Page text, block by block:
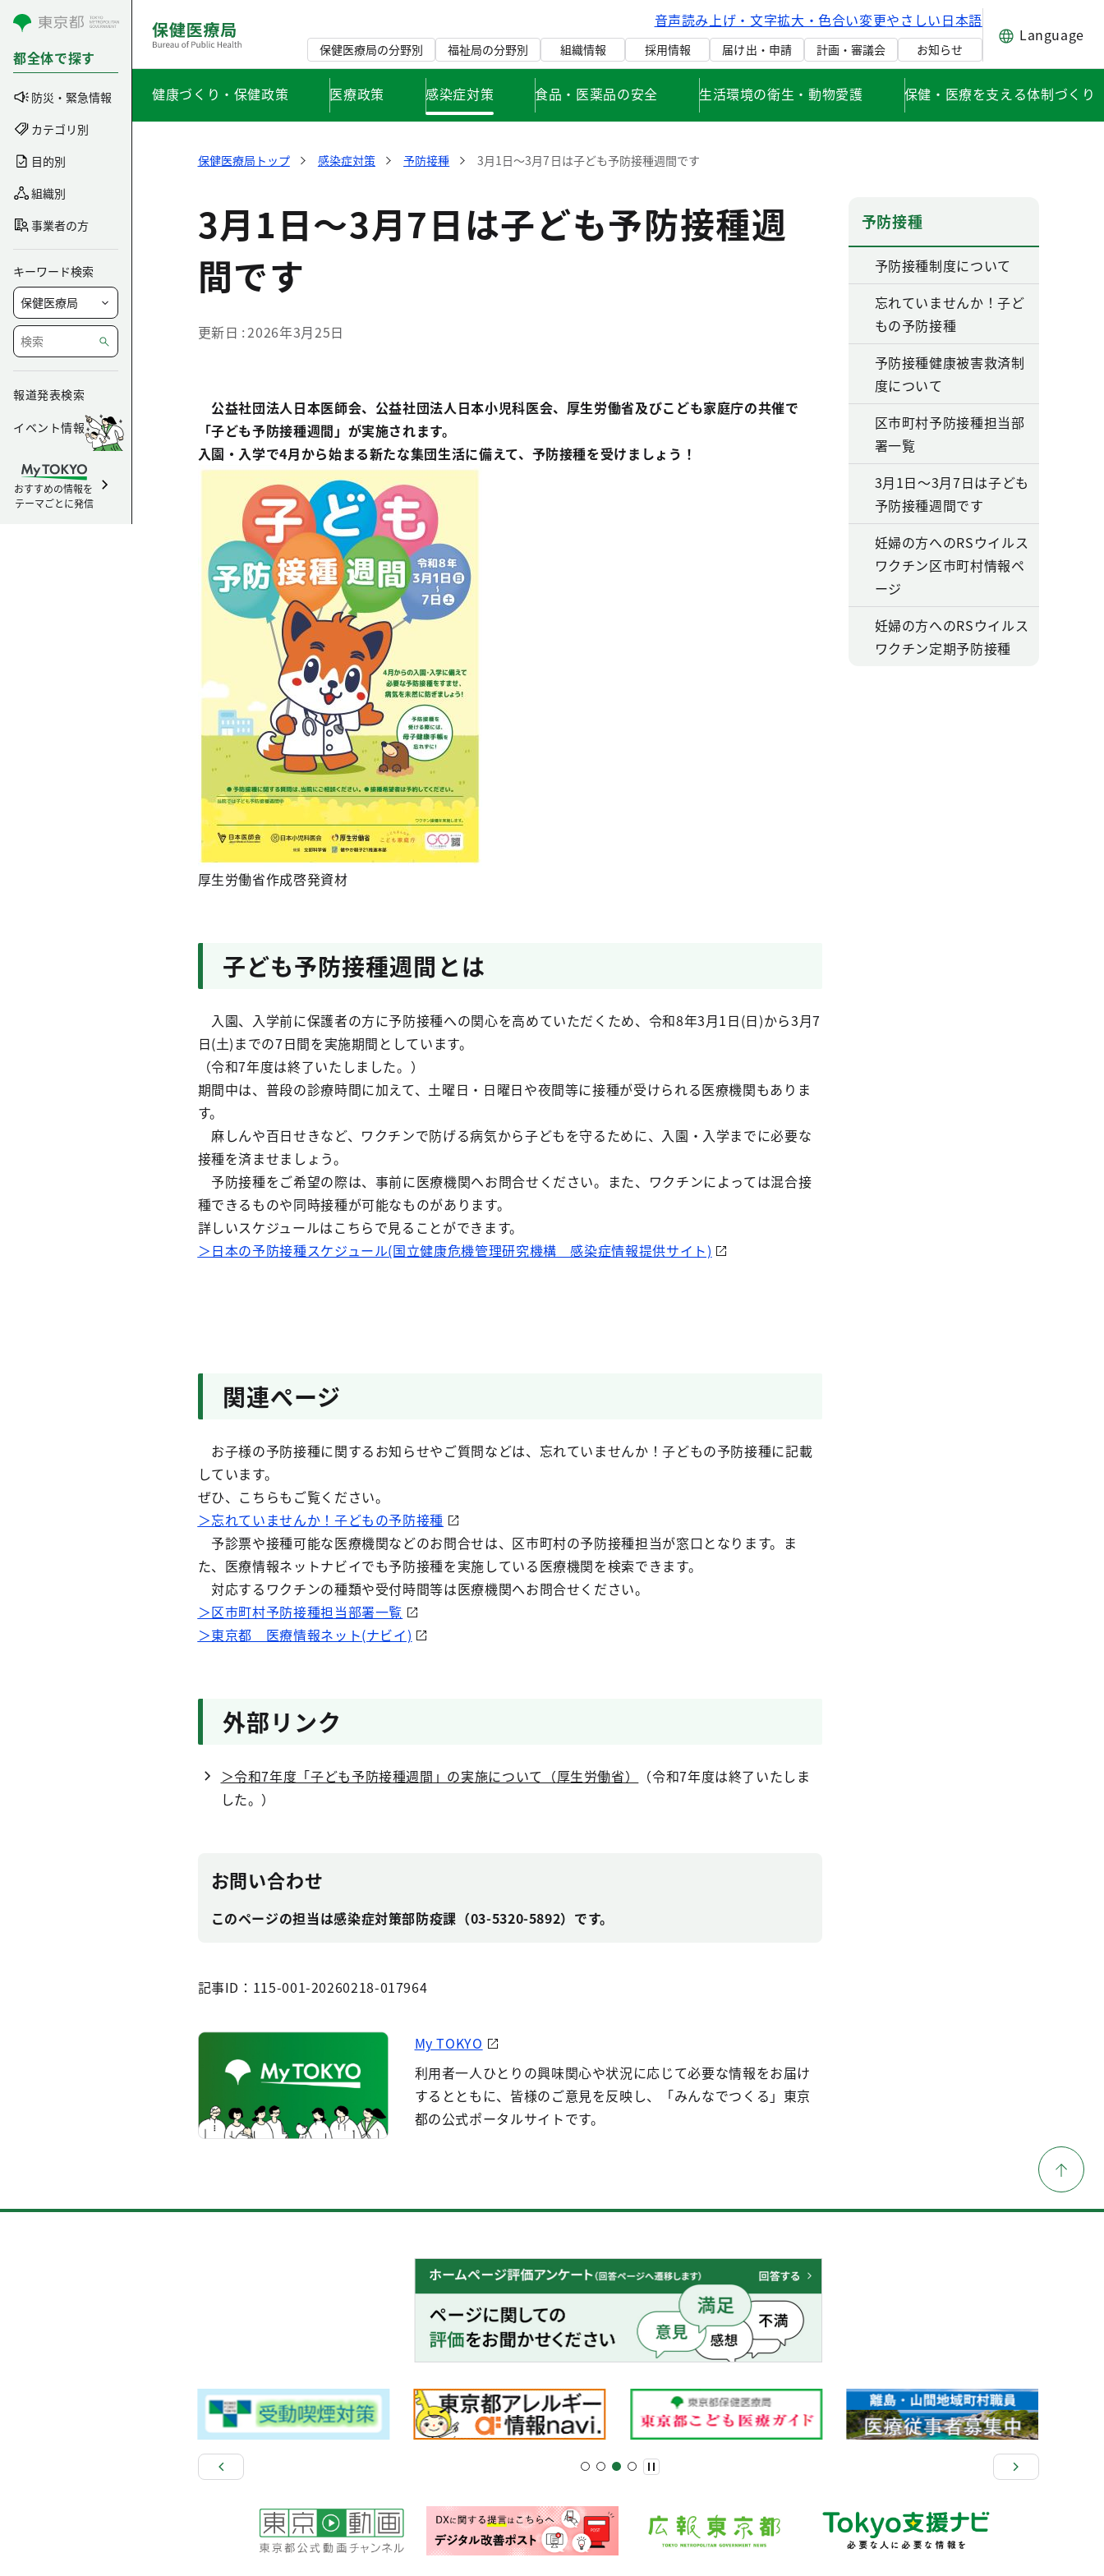
コンテンツにスキップ
都全体で探す
防災・緊急情報
カテゴリ別
目的別
組織別
事業者の方
キーワード検索
報道発表検索
イベント情報
おすすめの情報を
テーマごとに発信
音声読み上げ・文字拡大・色合い変更やさしい日本語
保健医療局の分野別 福祉局の分野別 組織情報 採用情報 届け出・申請 計画・審議会 お知らせ
Language
健康づくり・保健政策 医療政策 感染症対策 食品・医薬品の安全 生活環境の衛生・動物愛護 保健・医療を支える体制づくり
保健医療局トップ 感染症対策 予防接種 3月1日～3月7日は子ども予防接種週間です
3月1日～3月7日は子ども予防接種週
間です
更新日 2026年3月25日
公益社団法人日本医師会、公益社団法人日本小児科医会、厚生労働省及びこども家庭庁の共催で
「子ども予防接種週間」が実施されます。
入園・入学で4月から始まる新たな集団生活に備えて、予防接種を受けましょう！
厚生労働省作成啓発資材
子ども予防接種週間とは
入園、入学前に保護者の方に予防接種への関心を高めていただくため、令和8年3月1日(日)から3月7
日(土)までの7日間を実施期間としています。
（令和7年度は終了いたしました。）
期間中は、普段の診療時間に加えて、土曜日・日曜日や夜間等に接種が受けられる医療機関もありま
す。
麻しんや百日せきなど、ワクチンで防げる病気から子どもを守るために、入園・入学までに必要な
接種を済ませましょう。
予防接種をご希望の際は、事前に医療機関へお問合せください。また、ワクチンによっては混合接
種できるものや同時接種が可能なものがあります。
詳しいスケジュールはこちらで見ることができます。
＞日本の予防接種スケジュール(国立健康危機管理研究機構 感染症情報提供サイト)
関連ぺージ
お子様の予防接種に関するお知らせやご質問などは、忘れていませんか！子どもの予防接種に記載
しています。
ぜひ、こちらもご覧ください。
＞忘れていませんか！子どもの予防接種
予診票や接種可能な医療機関などのお問合せは、区市町村の予防接種担当が窓口となります。ま
た、医療情報ネットナビイでも予防接種を実施している医療機関を検索できます。
対応するワクチンの種類や受付時間等は医療機関へお問合せください。
＞区市町村予防接種担当部署一覧
＞東京都 医療情報ネット(ナビイ)
外部リンク
＞令和7年度「子ども予防接種週間」の実施について（厚生労働省）
（令和7年度は終了いたしま
した。）
お問い合わせ
このページの担当は感染症対策部防疫課（03-5320-5892）です。
記事ID：115-001-20260218-017964
My TOKYO
利用者一人ひとりの興味関心や状況に応じて必要な情報をお届け
するとともに、皆様のご意見を反映し、「みんなでつくる」東京
都の公式ポータルサイトです。
予防接種
予防接種制度について
忘れていませんか！子ど
もの予防接種
予防接種健康被害救済制
度について
区市町村予防接種担当部
署一覧
3月1日～3月7日は子ども
予防接種週間です
妊婦の方へのRSウイルス
ワクチン区市町村情報ペ
ージ
妊婦の方へのRSウイルス
ワクチン定期予防接種